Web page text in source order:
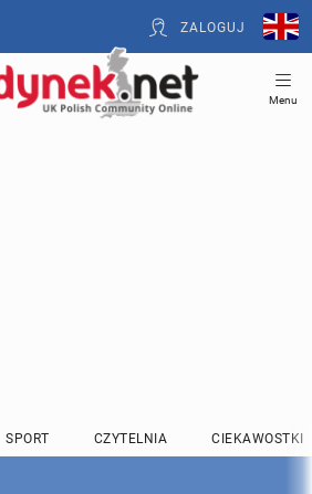
ZALOGUJ
Menu
SPORT CZYTELNIA CIEKAWOSTKI